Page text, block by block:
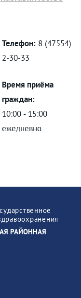
Телефон: 8 (47554)
2-30-33
Время приёма
граждан:
10:00 - 15:00
ежедневно
РАЙОННАЯ